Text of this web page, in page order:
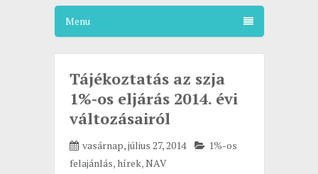
Menu
Tájékoztatás az szja
1%-os eljárás 2014. évi
változásairól
vasárnap, július 27, 2014
1%-os
felajánlás, hírek,NAV